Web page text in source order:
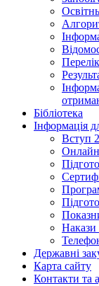
Бібліотека
Інформація
Вступ
Накази
Державні
Карта сайту
Контакти та